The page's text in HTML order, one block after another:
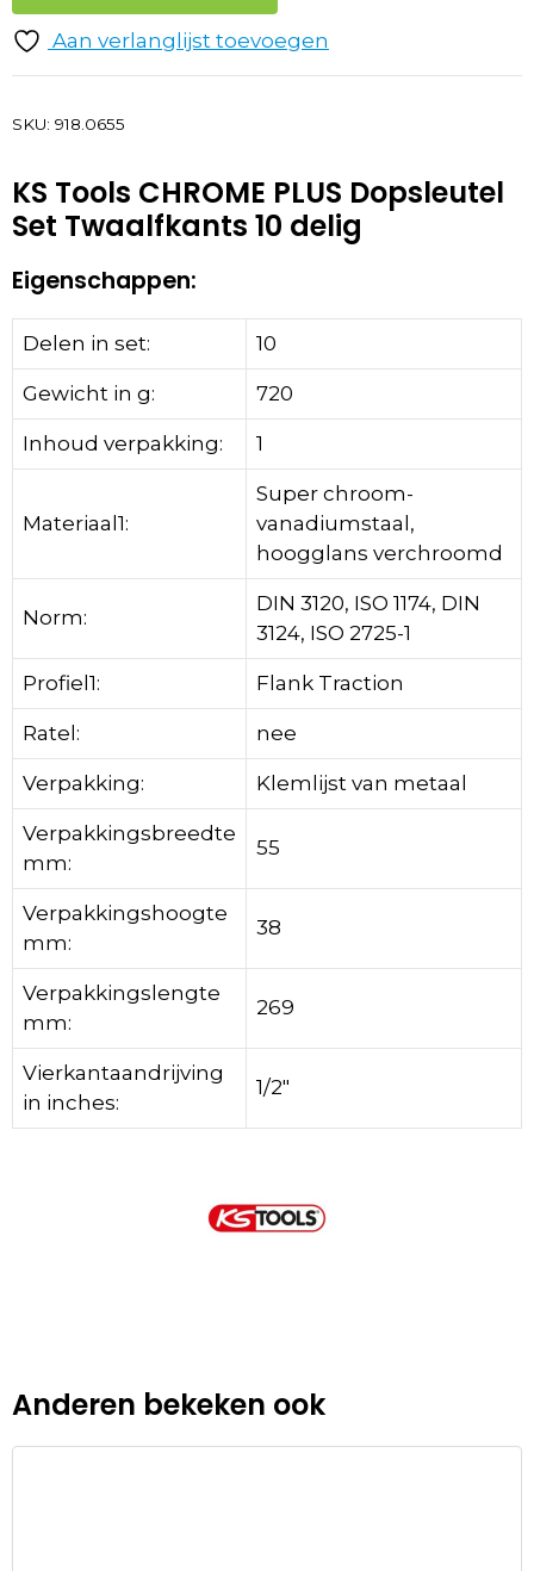
Aan verlanglijst toevoegen
SKU: 918.0655
KS Tools CHROME PLUS Dopsleutel
Set Twaalfkants 10 delig
Eigenschappen:
Delen in set: 10
Gewicht in g: 720
Inhoud verpakking: 1
Materiaal1:
Super chroom-
vanadiumstaal,
hoogglans verchroomd
Norm:
DIN 3120, ISO 1174, DIN
3124, ISO 2725-1
Profiel1: Flank Traction
Ratel: nee
Verpakking: Klemlijst van metaal
Verpakkingsbreedte
mm:
55
Verpakkingshoogte
mm:
38
Verpakkingslengte
mm:
269
Vierkantaandrijving
in inches:
1/2″
Anderen bekeken ook